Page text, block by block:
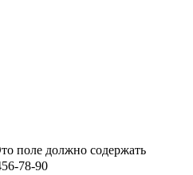
поле должно содержать
78-90